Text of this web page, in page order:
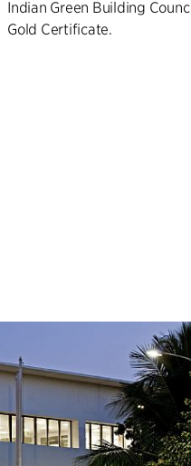
Indian Green Building
Gold Certificate.